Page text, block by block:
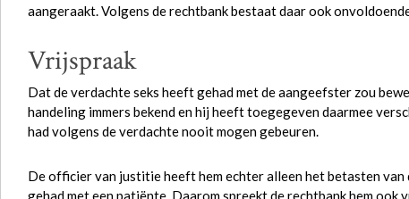
aangeraakt. Volgens de rechtbank bestaat daar ook
Vrijspraak
Dat de verdachte seks heeft gehad met de aangeefster zou
handeling immers bekend en hij heeft toegegeven daarmee
had volgens de verdachte nooit mogen gebeuren.
De officier van justitie heeft hem echter alleen het betasten
gehad met een patiënte. Daarom spreekt de rechtbank hem